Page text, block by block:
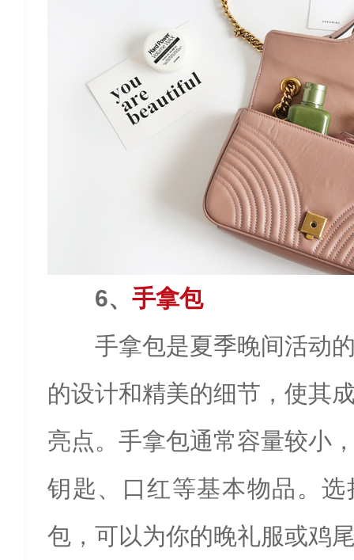
6、 手拿包
手拿包是夏季晚间活动
的设计和精美的细节，使其
亮点。手拿包通常容量较小
钥匙、口红等基本物品。
包，可以为你的晚礼服或鸡